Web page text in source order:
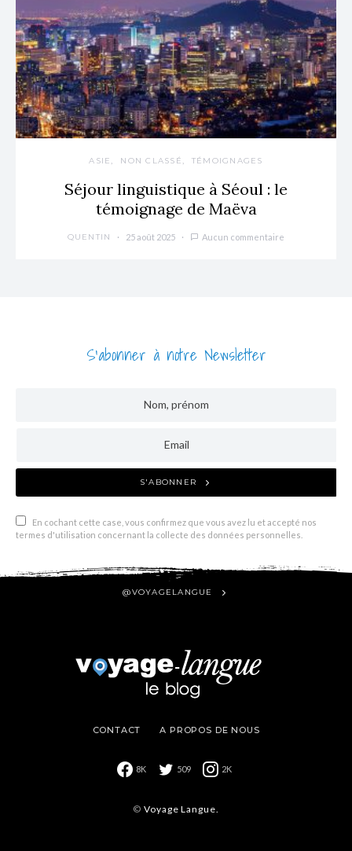
ASIE NON CLASSÉ TÉMOIGNAGES
Séjour linguistique à Séoul : le
témoignage de Maëva
QUENTIN 25 août 2025 Aucun commentaire
S'abonner à notre Newsletter
S'ABONNER
En cochant cette case, vous confirmez que vous avez lu et accepté nos
termes d'utilisation concernant la collecte des données personnelles.
@VOYAGELANGUE
CONTACT A PROPOS DE NOUS
8K 509 2K
©Voyage Langue.